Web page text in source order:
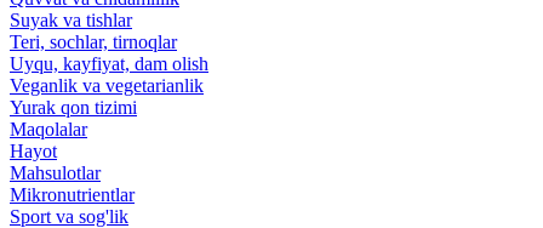
Suyak va tishlar
Teri, sochlar, tirnoqlar
Uyqu, kayfiyat, dam olish
Veganlik va vegetarianlik
Yurak qon tizimi
Maqolalar
Hayot
Mahsulotlar
Mikronutrientlar
Sport va sog'lik